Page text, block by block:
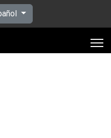
su idioma